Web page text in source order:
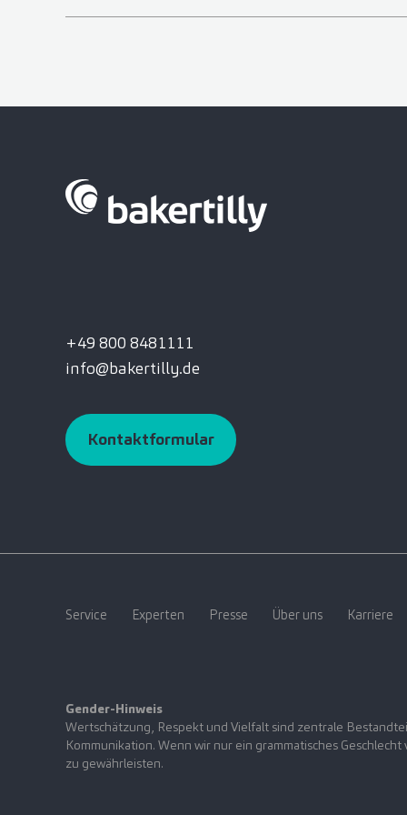
+49 800 8481111
info@bakertilly.de
Kontaktformular
Service Experten Presse Über uns Karriere
Gender-Hinweis
Wertschätzung, Respekt und Vielfalt sind zentrale
Kommunikation. Wenn wir nur ein grammatisches
zu gewährleisten.